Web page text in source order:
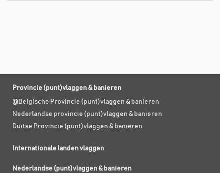
Provincie (punt)vlaggen & banieren
@Belgische Provincie (punt)vlaggen & banieren
Nederlandse provincie (punt)vlaggen & banieren
Duitse Provincie (punt)vlaggen & banieren
Internationale landen vlaggen
Nederlandse (punt)vlaggen & banieren